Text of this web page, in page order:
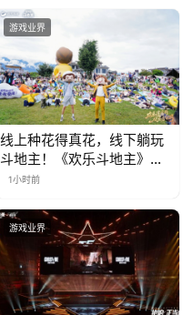
游戏业界
线上种花得真花，线下躺玩
斗地主！《欢乐斗地主》欢
乐中国行·云南站精彩盘点
1小时前
游戏业界